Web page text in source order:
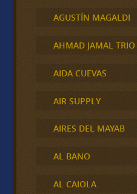
AGUSTÍN MAGALDI
AHMAD JAMAL TRIO
AIDA CUEVAS
AIR SUPPLY
AIRES DEL MAYAB
AL BANO
AL CAIOLA